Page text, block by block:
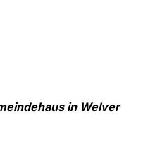
in Welver